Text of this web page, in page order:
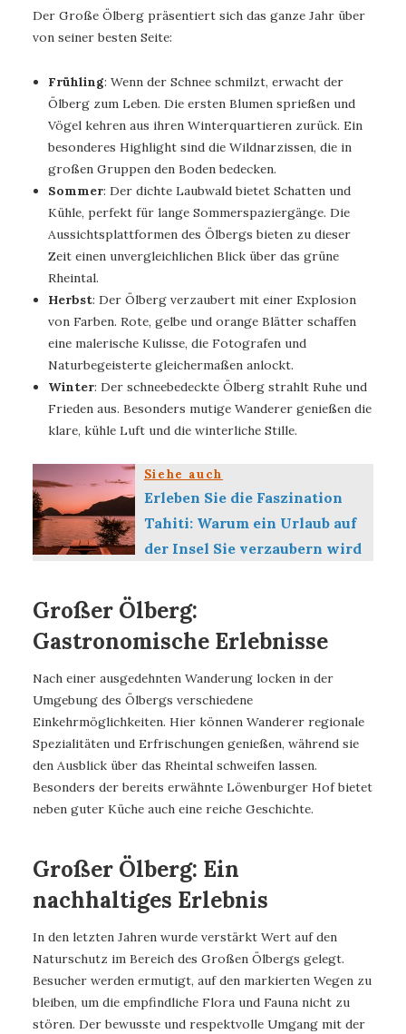
Der Große Ölberg präsentiert sich das ganze Jahr über
von seiner besten Seite:
Frühling: Wenn der Schnee schmilzt, erwacht der
Ölberg zum Leben. Die ersten Blumen sprießen und
Vögel kehren aus ihren Winterquartieren zurück. Ein
besonderes Highlight sind die Wildnarzissen, die in
großen Gruppen den Boden bedecken.
Sommer: Der dichte Laubwald bietet Schatten und
Kühle, perfekt für lange Sommerspaziergänge. Die
Aussichtsplattformen des Ölbergs bieten zu dieser
Zeit einen unvergleichlichen Blick über das grüne
Rheintal.
Herbst: Der Ölberg verzaubert mit einer Explosion
von Farben. Rote, gelbe und orange Blätter schaffen
eine malerische Kulisse, die Fotografen und
Naturbegeisterte gleichermaßen anlockt.
Winter: Der schneebedeckte Ölberg strahlt Ruhe und
Frieden aus. Besonders mutige Wanderer genießen die
klare, kühle Luft und die winterliche Stille.
Siehe auch
Erleben Sie die Faszination
Tahiti: Warum ein Urlaub auf
der Insel Sie verzaubern wird
Großer Ölberg:
Gastronomische Erlebnisse
Nach einer ausgedehnten Wanderung locken in der
Umgebung des Ölbergs verschiedene
Einkehrmöglichkeiten. Hier können Wanderer regionale
Spezialitäten und Erfrischungen genießen, während sie
den Ausblick über das Rheintal schweifen lassen.
Besonders der bereits erwähnte Löwenburger Hof bietet
neben guter Küche auch eine reiche Geschichte.
Großer Ölberg: Ein
nachhaltiges Erlebnis
In den letzten Jahren wurde verstärkt Wert auf den
Naturschutz im Bereich des Großen Ölbergs gelegt.
Besucher werden ermutigt, auf den markierten Wegen zu
bleiben, um die empfindliche Flora und Fauna nicht zu
stören. Der bewusste und respektvolle Umgang mit der